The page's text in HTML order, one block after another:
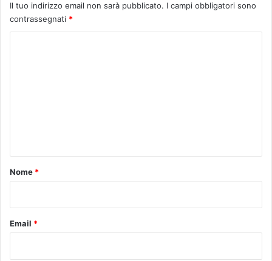
Il tuo indirizzo email non sarà pubblicato. I campi obbligatori sono
contrassegnati *
o
Nome *
Email *